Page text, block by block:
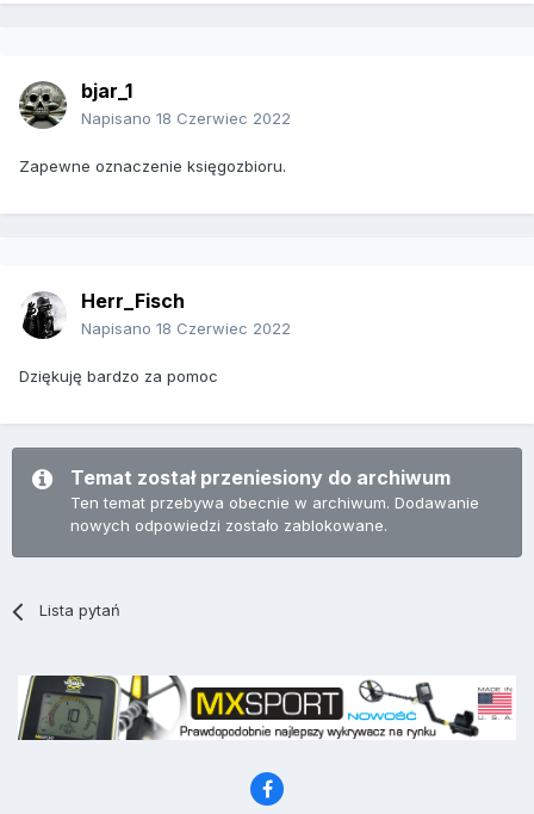
bjar_1
Napisano 18 Czerwiec 2022
Zapewne oznaczenie księgozbioru.
Herr_Fisch
Napisano 18 Czerwiec 2022
Dziękuję bardzo za pomoc
Temat został przeniesiony do archiwum
Ten temat przebywa obecnie w archiwum. Dodawanie
nowych odpowiedzi zostało zablokowane.
Lista pytań